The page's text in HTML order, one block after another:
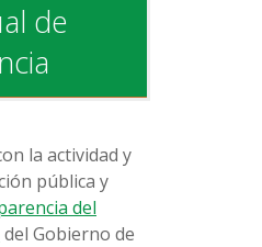
de
la actividad y
pública y
del
del Gobierno de